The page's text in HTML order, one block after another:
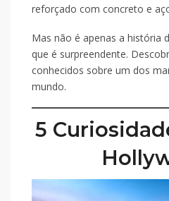
reforçado com concreto e
Mas não é apenas a história
que é surpreendente.
conhecidos sobre um dos
mundo.
5